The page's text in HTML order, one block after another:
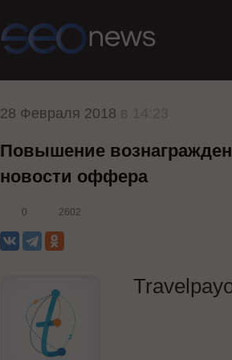
28 Февраля 2018
Повышение
новости оффера
0 2602